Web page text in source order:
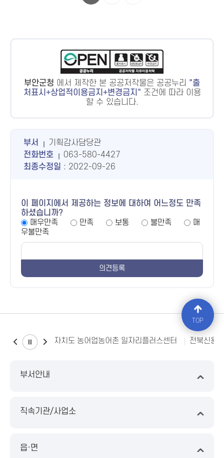
부안군청 에서 제작한 본 공공저작물은 공공누리
출
처표시+상업적이용금지+변경금지
조건에 따라 이용
할 수 있습니다.
부서
기획감사담당관
전화번호
063-580-4427
최종수정일 : 2022-09-26
이 페이지에서 제공하는 정보에 대하여 어느정도 만족
하셨습니까?
매우만족
만족 보통 불만족
매
우불만족
전북특별자치도 농어업농어촌 일자리플러스센터 전북신용보
부서안내
직속기관/사업소
읍·면
TOP